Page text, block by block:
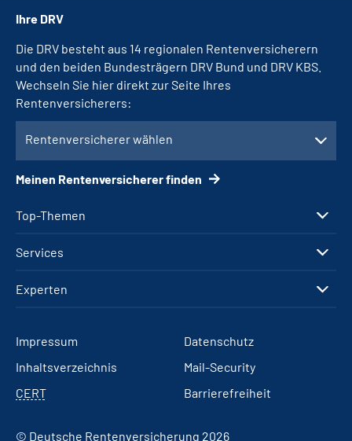
Top-Themen
Services
Experten
Ihre DRV
Die DRV besteht aus 14 regionalen Rentenversicherern
und den beiden Bundesträgern DRV Bund und DRV KBS.
Wechseln Sie hier direkt zur Seite Ihres
Rentenversicherers:
Rentenversicherer wählen
Meinen Rentenversicherer finden
Impressum
Datenschutz
Inhaltsverzeichnis
Mail-Security
CERT
Barrierefreiheit
© Deutsche Rentenversicherung 2026